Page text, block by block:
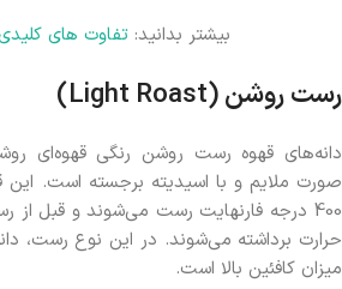
بیشتر بدانید: تفاوت های
رست روشن (Light Roast)
دانه‌های قهوه رست روشن رنگی قهوه‌ای
صورت ملایم و با اسیدیته برجسته است. این
400 درجه فارنهایت رست می‌شوند و قبل
حرارت برداشته می‌شوند. در این نوع رست،
میزان کافئین بالا است.